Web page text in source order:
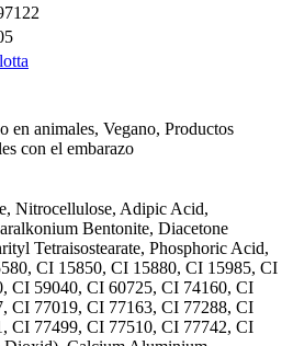
en animales, Vegano, Productos
con el embarazo
Nitrocellulose, Adipic Acid,
Bentonite, Diacetone
Tetraisostearate, Phosphoric Acid,
CI 15850, CI 15880, CI 15985, CI
CI 59040, CI 60725, CI 74160, CI
CI 77019, CI 77163, CI 77288, CI
CI 77499, CI 77510, CI 77742, CI